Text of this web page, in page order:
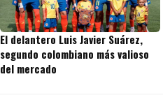
El delantero Luis Javier Suárez,
segundo colombiano más valioso
del mercado